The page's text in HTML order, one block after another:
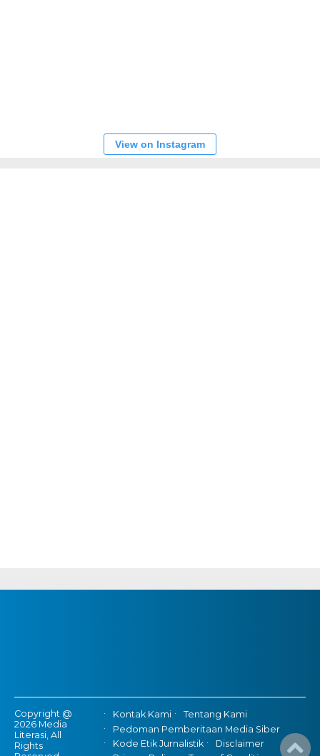
View on Instagram
Copyright @
2026 Media
Literasi, All
Rights
Kontak Kami
Tentang Kami
Pedoman Pemberitaan Media Siber
Kode Etik Jurnalistik
Disclaimer